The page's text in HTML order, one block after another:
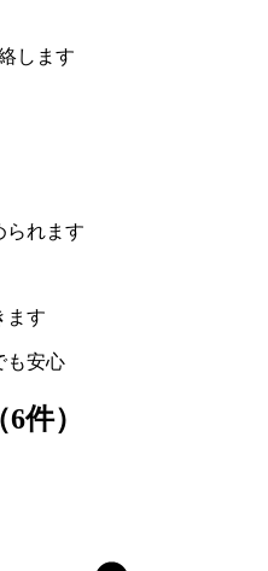
します
られます
ます
も安心
6件）